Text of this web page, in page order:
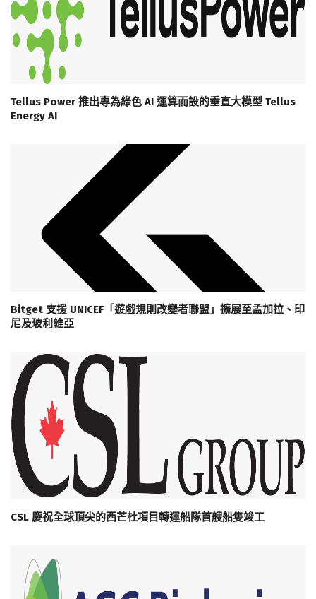
Tellus Power 推出專為綠色 AI 運算而設的垂直大模型 Tellus
Energy AI
Bitget 支援 UNICEF「遊戲規則改變者聯盟」擴展至孟加拉、印
尼及玻利維亞
CSL 慶祝全球頂尖的西芒杜項目轉運船隊首艘船隻竣工